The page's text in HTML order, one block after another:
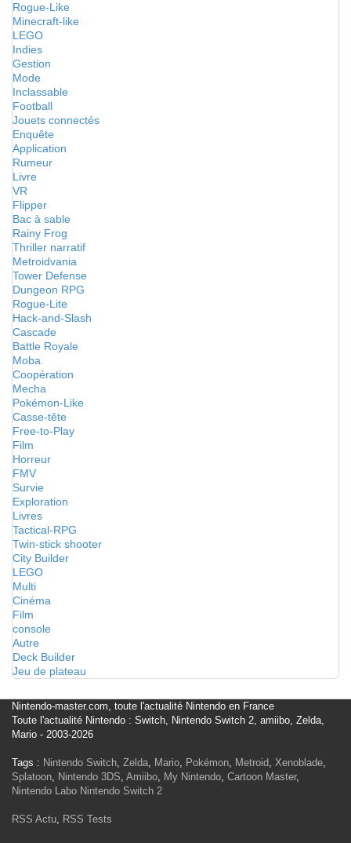
Rogue-Like
Minecraft-like
LEGO
Indies
Gestion
Mode
Inclassable
Football
Jouets connectés
Enquête
Application
Rumeur
Livre
VR
Flipper
Bac à sable
Rainy Frog
Thriller narratif
Metroidvania
Tower Defense
Dungeon RPG
Rogue-Lite
Hack-and-Slash
Cascade
Battle Royale
Moba
Coopération
Mecha
Pokémon-Like
Casse-tête
Free-to-Play
Film
Horreur
FMV
Survie
Exploration
Livres
Tactical-RPG
Twin-stick shooter
City Builder
LEGO
Multi
Cinéma
Film
console
Autre
Deck Builder
Jeu de plateau
Nintendo-master.com, toute l'actualité Nintendo en France
Toute l'actualité Nintendo : Switch, Nintendo Switch 2, amiibo, Zelda,
Mario - 2003-2026
Tags : Nintendo Switch, Zelda, Mario, Pokémon, Metroid, Xenoblade,
Splatoon, Nintendo 3DS, Amiibo, My Nintendo, Cartoon Master,
Nintendo Labo Nintendo Switch 2
RSS Actu, RSS Tests